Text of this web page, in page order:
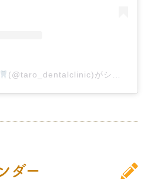
(@taro_dentalclinic)がシェアした投稿
ダー